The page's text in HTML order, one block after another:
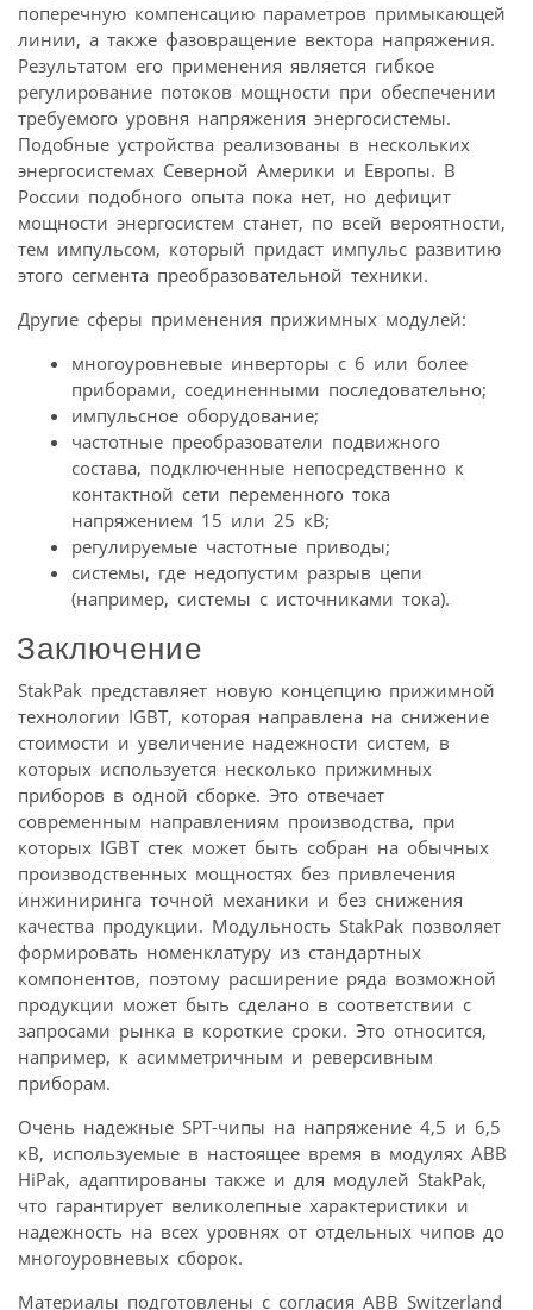
поперечную компенсацию параметров примыкающей
линии, а также фазовращение вектора напряжения.
Результатом его применения является гибкое
регулирование потоков мощности при обеспечении
требуемого уровня напряжения энергосистемы.
Подобные устройства реализованы в нескольких
энергосистемах Северной Америки и Европы. В
России подобного опыта пока нет, но дефицит
мощности энергосистем станет, по всей вероятности,
тем импульсом, который придаст импульс развитию
этого сегмента преобразовательной техники.
Другие сферы применения прижимных модулей:
многоуровневые инверторы с 6 или более
приборами, соединенными последовательно;
импульсное оборудование;
частотные преобразователи подвижного
состава, подключенные непосредственно к
контактной сети переменного тока
напряжением 15 или 25 кВ;
регулируемые частотные приводы;
системы, где недопустим разрыв цепи
(например, системы с источниками тока).
Заключение
StakPak представляет новую концепцию прижимной
технологии IGBT, которая направлена на снижение
стоимости и увеличение надежности систем, в
которых используется несколько прижимных
приборов в одной сборке. Это отвечает
современным направлениям производства, при
которых IGBT стек может быть собран на обычных
производственных мощностях без привлечения
инжиниринга точной механики и без снижения
качества продукции. Модульность StakPak позволяет
формировать номенклатуру из стандартных
компонентов, поэтому расширение ряда возможной
продукции может быть сделано в соответствии с
запросами рынка в короткие сроки. Это относится,
например, к асимметричным и реверсивным
приборам.
Очень надежные SPT-чипы на напряжение 4,5 и 6,5
кВ, используемые в настоящее время в модулях АВВ
HiPak, адаптированы также и для модулей StakPak,
что гарантирует великолепные характеристики и
надежность на всех уровнях от отдельных чипов до
многоуровневых сборок.
Материалы подготовлены с согласия ABB Switzerland